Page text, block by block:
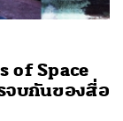
of Space
จบกันของสื่อ